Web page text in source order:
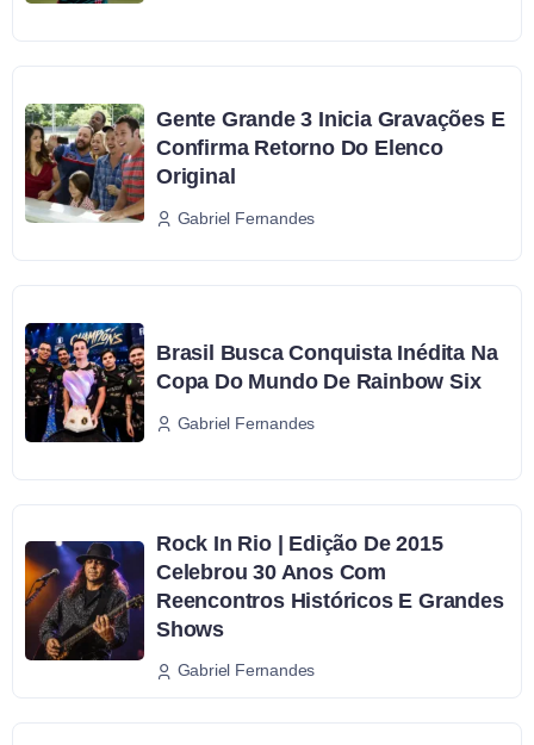
Gente Grande 3 Inicia Gravações E
Confirma Retorno Do Elenco
Original
Gabriel Fernandes
Brasil Busca Conquista Inédita Na
Copa Do Mundo De Rainbow Six
Gabriel Fernandes
Rock In Rio | Edição De 2015
Celebrou 30 Anos Com
Reencontros Históricos E Grandes
Shows
Gabriel Fernandes